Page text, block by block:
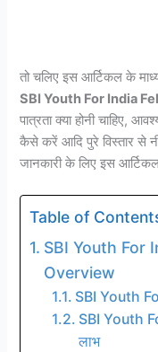
तो चलिए इस आर्टिकल के
SBI Youth For India
पात्रता क्या होनी
कैसे करें आदि पुरे विस्तार से
जानकारी के लिए इस
Table of
SBI Youth For
Overview
SBI Youth
SBI Youth
लाभ